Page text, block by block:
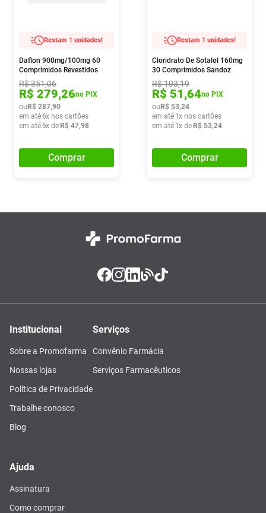
Restam 1 unidades!
Daflon 900mg/100mg 60
Comprimidos Revestidos
R$351,06
R$ 279,26no PIX
ou R$ 287,90
em até6x nos cartões
em até6x de R$ 47,98
Comprar
Restam 1 unidades!
Cloridrato De Sotalol 160mg
30 Comprimidos Sandoz
R$103,19
R$ 51,64no PIX
ou R$ 53,24
em até 1x nos cartões
em até 1x de R$ 53,24
Comprar
Institucional
Sobre a Promofarma
Nossas lojas
Política de Privacidade
Trabalhe conosco
Blog
Serviços
Convênio Farmácia
Serviços Farmacêuticos
Ajuda
Assinatura
Como comprar